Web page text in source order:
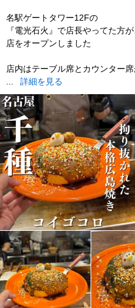
名駅ゲートタワー12Fの
『電光石火』で店長やってた方
店をオープンしました
店内はテーブル席とカウンター席
詳細を見る